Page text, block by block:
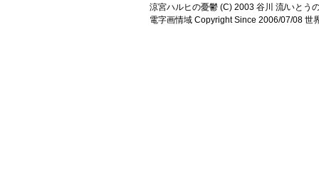
涼宮ハルヒの憂鬱 (C) 2003 谷川 流/いとう
電字画情域 Copyright Since 2006/07/08 世